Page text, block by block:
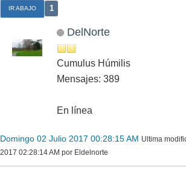
IR ABAJO 1
DelNorte
Cumulus Húmilis
Mensajes: 389
En línea
Domingo 02 Julio 2017 00:28:15 AM Ultima
2017 02:28:14 AM por Eldelnorte